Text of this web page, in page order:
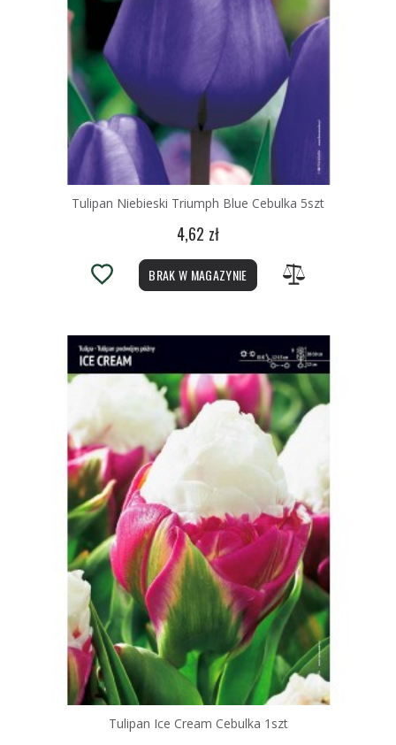
Tulipan Niebieski Triumph Blue Cebulka 5szt
4,62 zł
BRAK W MAGAZYNIE
Tulipan Ice Cream Cebulka 1szt